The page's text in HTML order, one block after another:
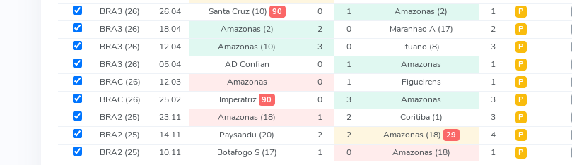
BRA3 (26) 26.04 Santa Cruz (10) 90 0 1 Amazonas (2) 1 Р
BRA3 (26) 18.04 Amazonas (2) 2 0 Maranhao A (17) 2 Р
BRA3 (26) 12.04 Amazonas (10) 3 0 Ituano (8) 3 Р
BRA3 (26) 05.04 AD Confian 0 1 Amazonas 1 Р
BRAC (26) 12.03 Amazonas 0 1 Figueirens 1 Р
BRAC (26) 25.02 Imperatriz 90 0 3 Amazonas 3 Р
BRA2 (25) 23.11 Amazonas (18) 1 2 Coritiba (1) 3 Р
BRA2 (25) 14.11 Paysandu (20) 2 2 Amazonas (18) 29 4 Р
BRA2 (25) 10.11 Botafogo S (17) 1 0 Amazonas (18) 1 Р